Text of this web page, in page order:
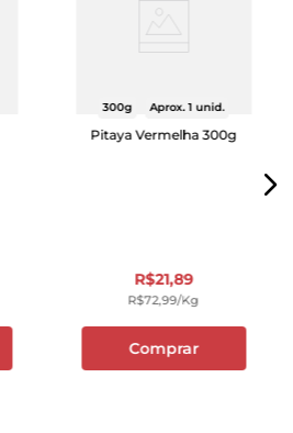
300g Aprox. 1 unid.
Pitaya Vermelha 300g
R$21,89
R$72,99/kg
Comprar